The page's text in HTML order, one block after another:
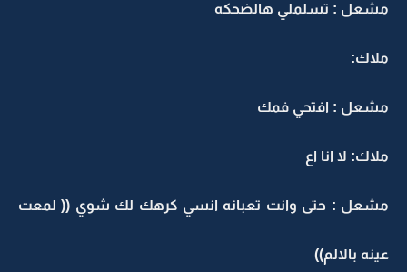
مشعل : تسلملي هالضحكه
ملاك:
مشعل : افتحي فمك
ملاك: لا انا اع
مشعل : حتى وانت تعبانه انسي كرهك لك شوي (( لمعت
عينه بالالم))